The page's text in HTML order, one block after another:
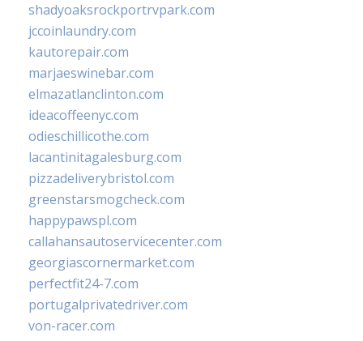
shadyoaksrockportrvpark.com
jccoinlaundry.com
kautorepair.com
marjaeswinebar.com
elmazatlanclinton.com
ideacoffeenyc.com
odieschillicothe.com
lacantinitagalesburg.com
pizzadeliverybristol.com
greenstarsmogcheck.com
happypawspl.com
callahansautoservicecenter.com
georgiascornermarket.com
perfectfit24-7.com
portugalprivatedriver.com
von-racer.com